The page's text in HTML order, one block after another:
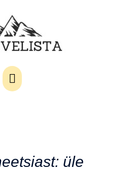
Main
üle